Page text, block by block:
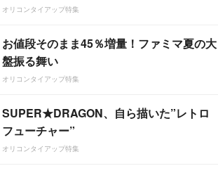
オリコンタイアップ特集
お値段そのまま45％増量！ファミマ夏の大
盤振る舞い
オリコンタイアップ特集
SUPER★DRAGON、自ら描いた”レトロ
フューチャー”
オリコンタイアップ特集